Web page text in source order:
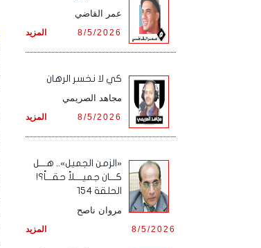
عمر القاضي
المزيد 8/5/2026
كي لا نخسر الرهان
مجاهد الصريمي
المزيد 8/5/2026
«الزمن الجميل».. هـــل
كـــان جميــــلاً حقـــاً؟!
الحلقة 154
مروان ناصح
المزيد 8/5/2026